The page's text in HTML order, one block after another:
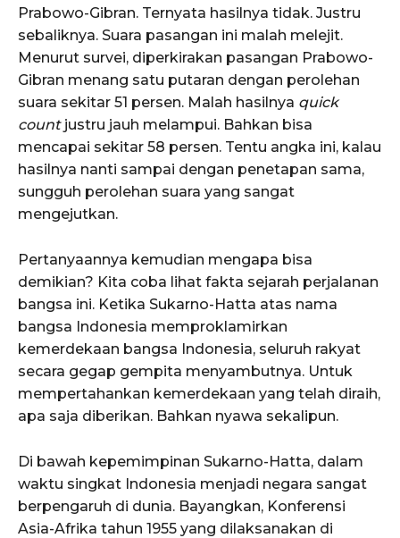
Prabowo-Gibran. Ternyata hasilnya tidak. Justru
sebaliknya. Suara pasangan ini malah melejit.
Menurut survei, diperkirakan pasangan Prabowo-
Gibran menang satu putaran dengan perolehan
suara sekitar 51 persen. Malah hasilnya quick
countjustru jauh melampui. Bahkan bisa
mencapai sekitar 58 persen. Tentu angka ini, kalau
hasilnya nanti sampai dengan penetapan sama,
sungguh perolehan suara yang sangat
mengejutkan.
Pertanyaannya kemudian mengapa bisa
demikian? Kita coba lihat fakta sejarah perjalanan
bangsa ini. Ketika Sukarno-Hatta atas nama
bangsa Indonesia memproklamirkan
kemerdekaan bangsa Indonesia, seluruh rakyat
secara gegap gempita menyambutnya. Untuk
mempertahankan kemerdekaan yang telah diraih,
apa saja diberikan. Bahkan nyawa sekalipun.
Di bawah kepemimpinan Sukarno-Hatta, dalam
waktu singkat Indonesia menjadi negara sangat
berpengaruh di dunia. Bayangkan, Konferensi
Asia-Afrika tahun 1955 yang dilaksanakan di